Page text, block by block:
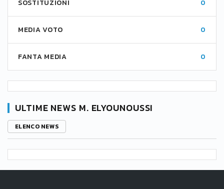
SOSTITUZIONI 0
MEDIA VOTO 0
FANTA MEDIA 0
ULTIME NEWS M. ELYOUNOUSSI
ELENCO NEWS